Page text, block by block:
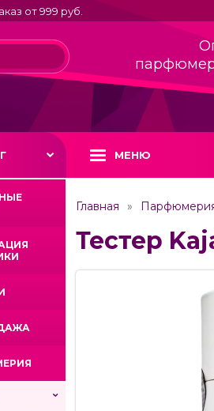
от 999 руб.
МЕНЮ
Главная
Тестер